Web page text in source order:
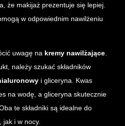
że makijaż prezentuje się lepiej.
w odpowiednim nawilżeniu
uwagę na kremy nawilżające
należy szukać składników
i gliceryna. Kwas
na wodę, a gliceryna skutecznie
te składniki są idealne do
i w nocy.